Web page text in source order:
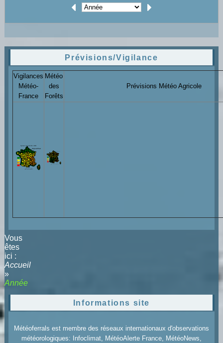
Prévisions/Vigilance
Vigilances
Météo-
France
Météo
des
Forêts
Prévisions Météo Agricole
Vous
êtes
ici :
Accueil
»
Année
Informations site
Météoferrals est membre des réseaux internationaux d'observations
météorologiques: Infoclimat, MétéoAlerte France, MétéoNews,